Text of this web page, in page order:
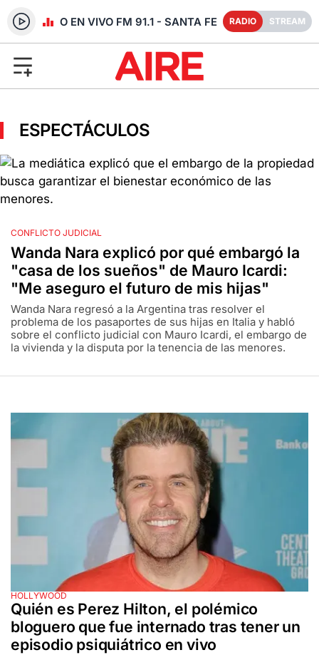
RADIO EN VIVO FM 91.1 - SANTA FE RADIO STREAM
ESPECTÁCULOS
CONFLICTO JUDICIAL
Wanda Nara explicó por qué embargó la
"casa de los sueños" de Mauro Icardi:
"Me aseguro el futuro de mis hijas"
Wanda Nara regresó a la Argentina tras resolver el
problema de los pasaportes de sus hijas en Italia y habló
sobre el conflicto judicial con Mauro Icardi, el embargo de
la vivienda y la disputa por la tenencia de las menores.
HOLLYWOOD
Quién es Perez Hilton, el polémico
bloguero que fue internado tras tener un
episodio psiquiátrico en vivo